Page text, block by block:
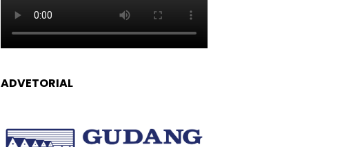
ADVETORIAL